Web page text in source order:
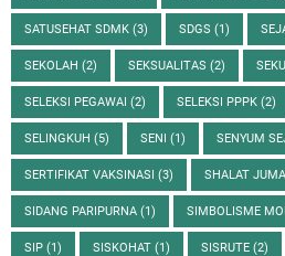
SATUSEHAT SDMK (3) SDGS (1)
SEKOLAH (2) SEKSUALITAS (2)
SELEKSI PEGAWAI (2) SELEKSI PPPK (2)
SELINGKUH (5) SENI (1) SENYUM
SERTIFIKAT VAKSINASI (3) SHALAT
SIDANG PARIPURNA (1) SIMBOLISME
SIP (1) SISKOHAT (1) SISRUTE (2)